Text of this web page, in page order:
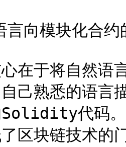
向模块化合约
在于将自然语
己熟悉的语言
Solidity代码。
区块链技术的